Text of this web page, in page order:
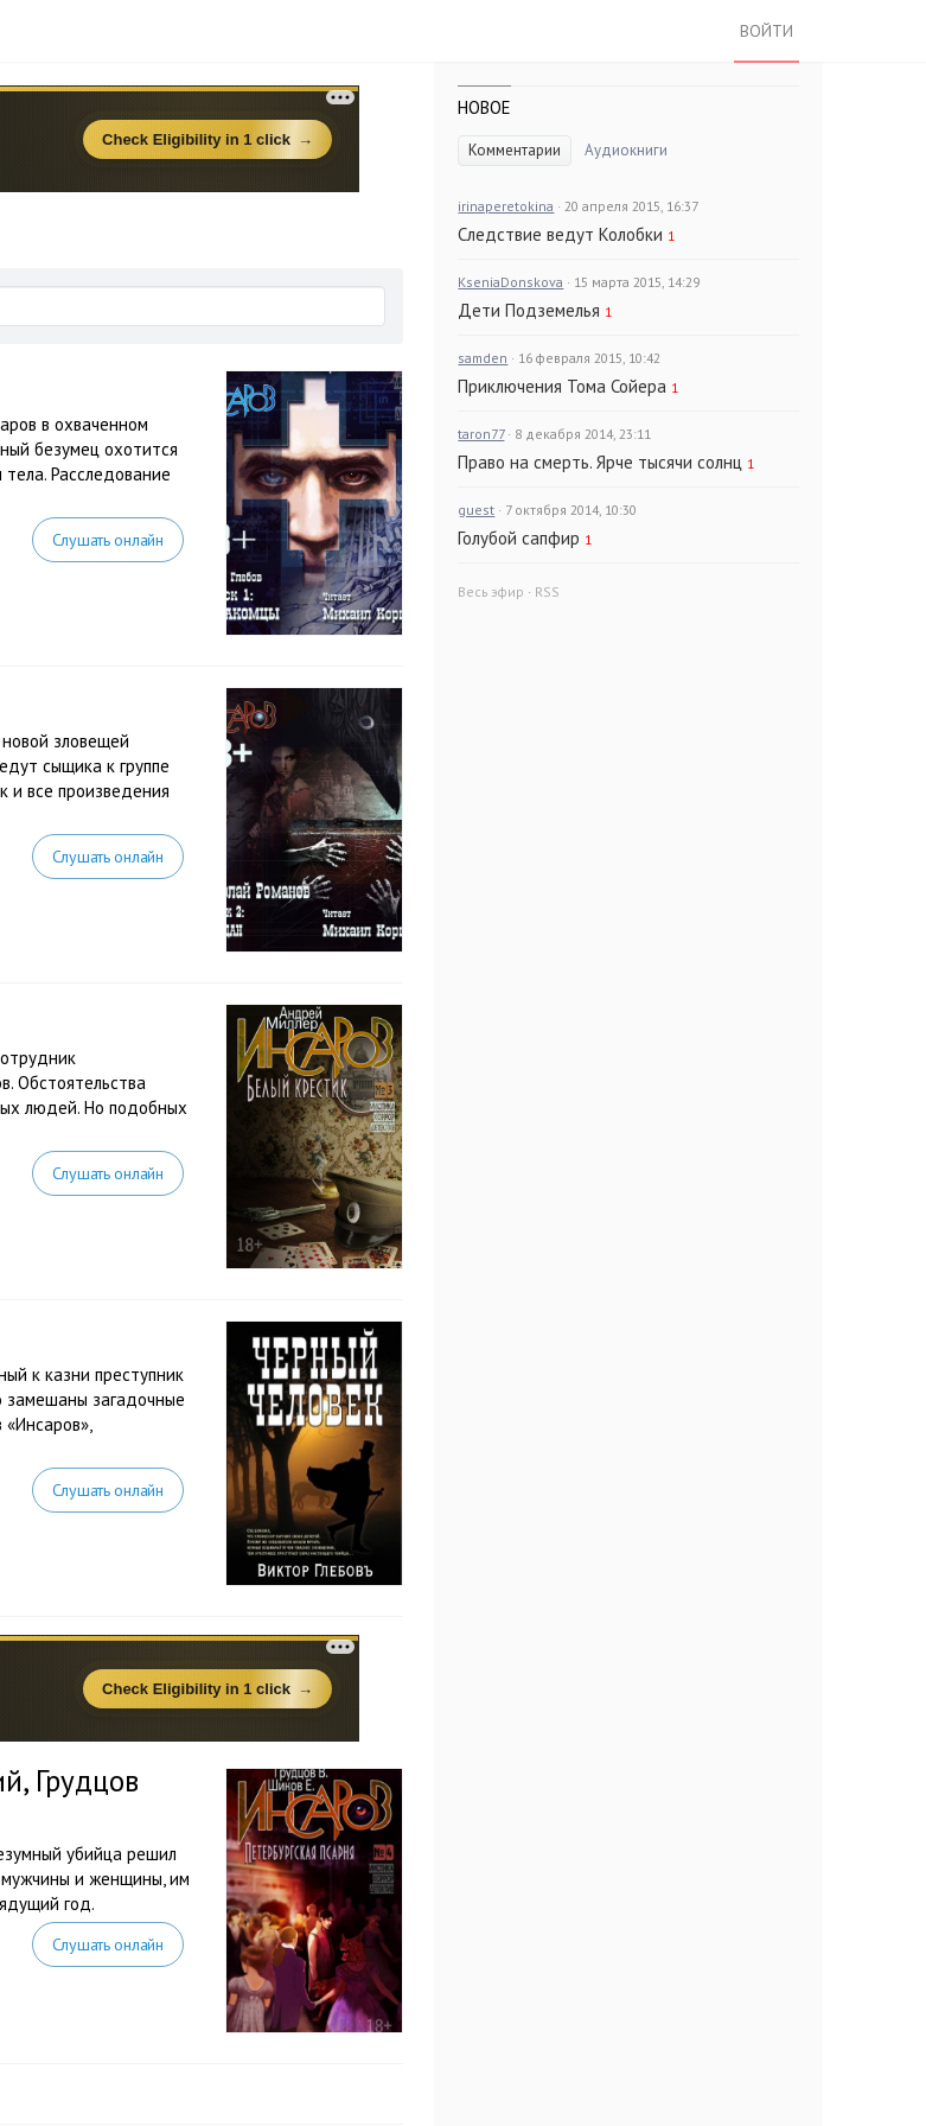
ВОЙТИ
в охваченном
безумец охотится
Расследование
Слушать онлайн
зловещей
сыщика к группе
и все произведения
Слушать онлайн
Обстоятельства
людей. Но подобных
Слушать онлайн
к казни преступник
замешаны загадочные
Слушать онлайн
Грудцов
убийца решил
мужчины и женщины, им
год.
Слушать онлайн
НОВОЕ
Комментарии Аудиокниги
irinaperetokina · 20 апреля 2015, 16:37
Следствие ведут Колобки 1
KseniaDonskova · 15 марта 2015, 14:29
Дети Подземелья 1
samden · 16 февраля 2015, 10:42
Приключения Тома Сойера 1
taron77 · 8 декабря 2014, 23:11
Право на смерть. Ярче тысячи солнц 1
guest · 7 октября 2014, 10:30
Голубой сапфир 1
Весь эфир · RSS